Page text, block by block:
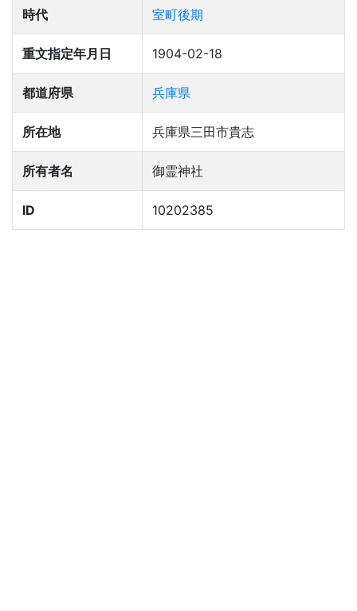
時代 室町後期
重文指定年月日 1904-02-18
都道府県 兵庫県
所在地 兵庫県三田市貴志
所有者名 御霊神社
ID 10202385